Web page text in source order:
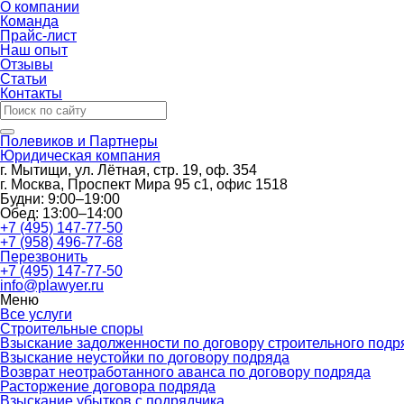
О компании
Команда
Прайс-лист
Наш опыт
Отзывы
Статьи
Контакты
Полевиков и Партнеры
Юридическая компания
г. Мытищи, ул. Лётная, стр. 19, оф. 354
г. Москва, Проспект Мира 95 с1, офис 1518
Будни: 9:00–19:00
Обед: 13:00–14:00
+7 (495) 147-77-50
+7 (958) 496-77-68
Перезвонить
+7 (495) 147-77-50
info@plawyer.ru
Меню
Все услуги
Строительные споры
Взыскание задолженности по договору строительного
Взыскание неустойки по договору подряда
Возврат неотработанного аванса по договору подряда
Расторжение договора подряда
Взыскание убытков с подрядчика